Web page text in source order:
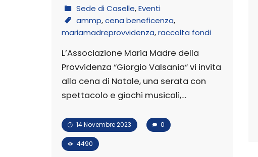
Sede di Caselle,Eventi
ammp,cena beneficenza,
mariamadreprovvidenza,raccolta fondi
L’Associazione Maria Madre della
Provvidenza “Giorgio Valsania“ vi invita
alla cena di Natale, una serata con
spettacolo e giochi musicali,…
14 Novembre 2023 0
4490